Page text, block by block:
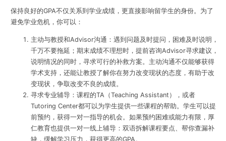
保持良好的GPA不仅关系到学业成绩，更直接影响留学生的身份。为了
避免学业危机，你可以：
主动与教授和Advisor沟通：遇到问题及时提问，困难及时说明，
千万不要拖延；期末成绩不理想时，提前咨询Advisor寻求建议，
说明情况的同时，寻求可行的补救方案。主动沟通不仅能够获得
学术支持，还能让教授了解你在努力改变现状的态度，有助于改
变现状，争取改变不良的成绩。
寻求专业辅导：课程的TA（Teaching Assistant），或者
Tutoring Center都可以为学生提供一些课程的帮助。学生可以提
前预约，获得一对一指导的机会。如果预约困难或能力有限，厚
仁教育也提供一对一线上辅导：双语拆解课程要点、帮你查漏补
缺，缓解学习压力，获得更高的GPA。